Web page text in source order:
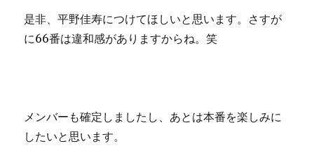
是非、平野佳寿につけてほしいと思います。さすが
に66番は違和感がありますからね。笑
メンバーも確定しましたし、あとは本番を楽しみに
したいと思います。